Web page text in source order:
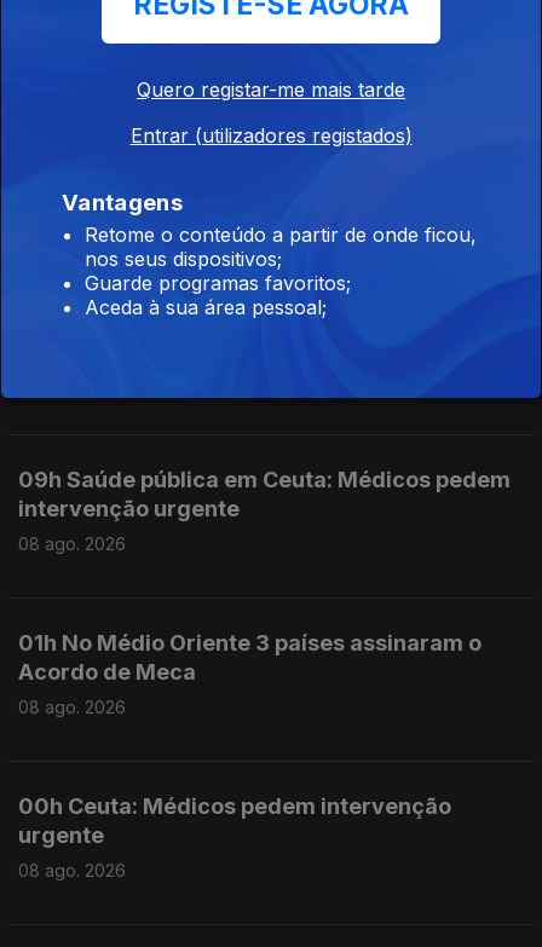
Piloto morreu
11h Hong Kong: Incêndio que causou 168
08 ago. 2026
10h Retorno: Chega considera irresponsável
09h Saúde pública em Ceuta: Médicos pedem
intervenção urgente
08 ago. 2026
01h No Médio Oriente 3 países assinaram o
Acordo de Meca
08 ago. 2026
00h Ceuta: Médicos pedem intervenção
urgente
08 ago. 2026
Quero registar-me mais tarde
Entrar (utilizadores registados)
Vantagens
Retome o conteúdo a partir de onde ficou,
nos seus dispositivos;
Guarde programas favoritos;
Aceda à sua área pessoal;